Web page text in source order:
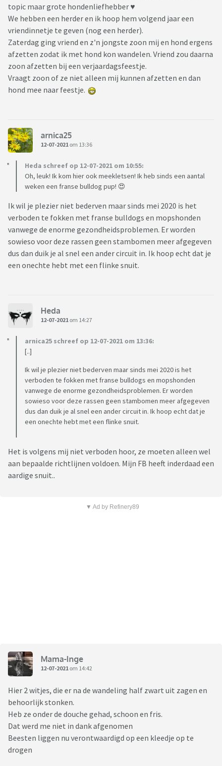
topic maar grote hondenliefhebber ♥️
We hebben een herder en ik hoop hem volgend jaar een
vriendinnetje te geven (nog een herder).
Zaterdag ging vriend en z'n jongste zoon mij en hond ergens
afzetten zodat ik met hond kon wandelen. Vriend zou daarna
zoon afzetten bij een verjaardagsfeestje.
Vraagt zoon of ze niet alleen mij kunnen afzetten en dan
hond mee naar feestje.
arnica25
12-07-2021 om 13:36
Heda schreef op 12-07-2021 om 10:55:
Oh, leuk! Ik kom hier ook meekletsen! Ik heb sinds een aantal
weken een franse bulldog pup! 😍
Ik wil je plezier niet bederven maar sinds mei 2020 is het
verboden te fokken met franse bulldogs en mopshonden
vanwege de enorme gezondheidsproblemen. Er worden
sowieso voor deze rassen geen stambomen meer afgegeven
dus dan duik je al snel een ander circuit in. Ik hoop echt dat je
een onechte hebt met een flinke snuit.
Heda
12-07-2021 om 14:27
arnica25 schreef op 12-07-2021 om 13:36:
[..]
Ik wil je plezier niet bederven maar sinds mei 2020 is het
verboden te fokken met franse bulldogs en mopshonden
vanwege de enorme gezondheidsproblemen. Er worden
sowieso voor deze rassen geen stambomen meer afgegeven
dus dan duik je al snel een ander circuit in. Ik hoop echt dat je
een onechte hebt met een flinke snuit.
Het is volgens mij niet verboden hoor, ze moeten alleen wel
aan bepaalde richtlijnen voldoen. Mijn FB heeft inderdaad een
aardige snuit..
▼ Ad by Refinery89
Mama-Inge
12-07-2021 om 14:42
Hier 2 witjes, die er na de wandeling half zwart uit zagen en
behoorlijk stonken.
Heb ze onder de douche gehad, schoon en fris.
Dat werd me niet in dank afgenomen
Beesten liggen nu verontwaardigd op een kleedje op te
drogen